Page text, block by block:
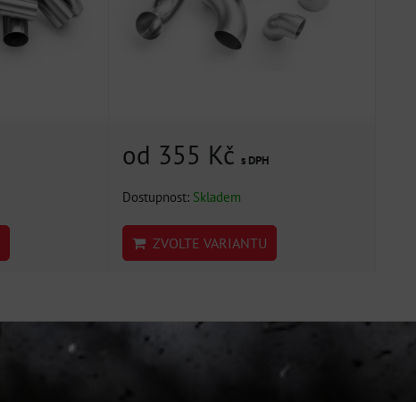
od 355 Kč s DPH
Dostupnost: Skladem
ZVOLTE VARIANTU